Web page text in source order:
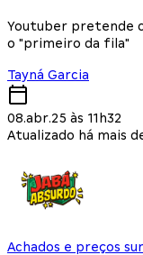
Youtuber pretende
o "primeiro da fila"
Tayná Garcia
08.abr.25 às 11h32
Atualizado há mais
Achados e preços